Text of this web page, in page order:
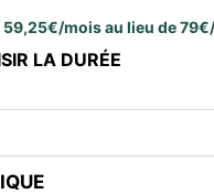
mois au lieu de
LA DURÉE